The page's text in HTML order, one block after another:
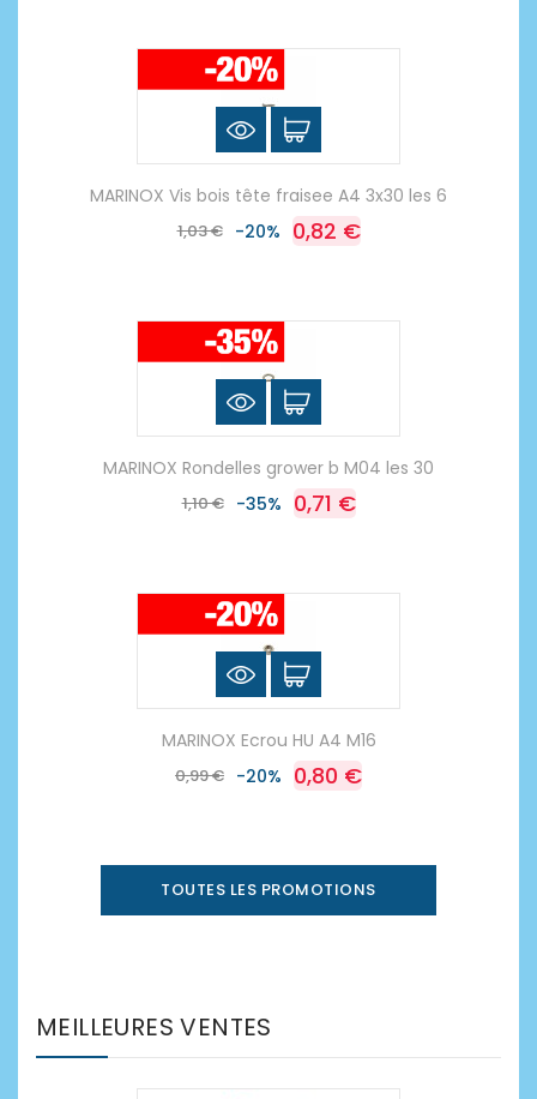
MARINOX Vis bois tête fraisee A4 3x30 les 6
1,03 € -20% 0,82 €
MARINOX Rondelles grower b M04 les 30
1,10 € -35% 0,71 €
MARINOX Ecrou HU A4 M16
0,99 € -20% 0,80 €
TOUTES LES PROMOTIONS
MEILLEURES VENTES